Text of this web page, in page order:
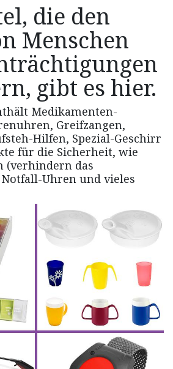
die den
Menschen
gibt es hier.
Medikamenten-
Greifzangen,
Hilfen, Spezial-Geschirr
für die Sicherheit, wie
das
Uhren und vieles